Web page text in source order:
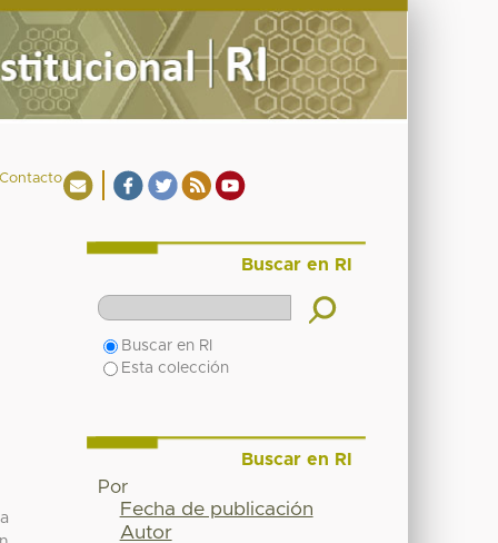
Contacto
Buscar en RI
Buscar en RI
Esta colección
Buscar en RI
Por
Fecha de publicación
Autor